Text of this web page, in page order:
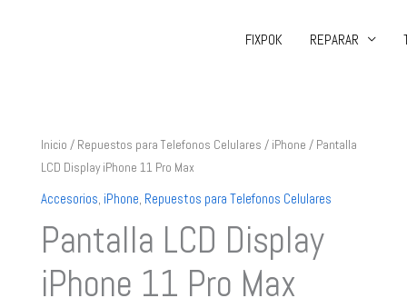
FIXPOK REPARAR
Inicio / Repuestos para Telefonos Celulares / iPhone / Pantalla
LCD Display iPhone 11 Pro Max
Accesorios iPhone Repuestos para Telefonos Celulares
Pantalla LCD Display
iPhone 11 Pro Max
Pantalla
LCD
Display
11
Pro
Max